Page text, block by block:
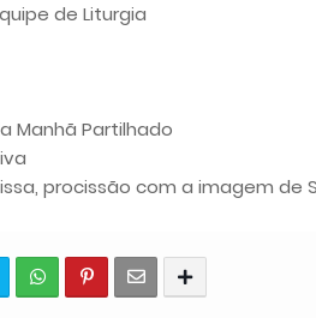
de Liturgia
Manhã Partilhado
procissão com a imagem de